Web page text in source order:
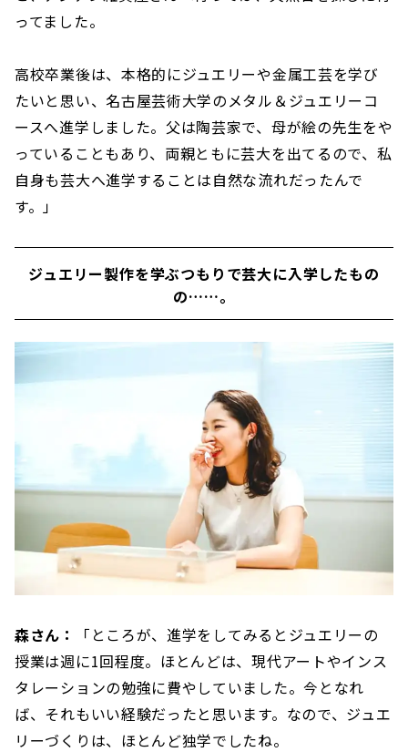
ってました。
高校卒業後は、本格的にジュエリーや金属工芸を学び
たいと思い、名古屋芸術大学のメタル＆ジュエリーコ
ースへ進学しました。父は陶芸家で、母が絵の先生をや
っていることもあり、両親ともに芸大を出てるので、私
自身も芸大へ進学することは自然な流れだったんで
す。」
ジュエリー製作を学ぶつもりで芸大に入学したもの
の……。
森さん：
「ところが、進学をしてみるとジュエリーの
授業は週に1回程度。ほとんどは、現代アートやインス
タレーションの勉強に費やしていました。今となれ
ば、それもいい経験だったと思います。なので、ジュエ
リーづくりは、ほとんど独学でしたね。